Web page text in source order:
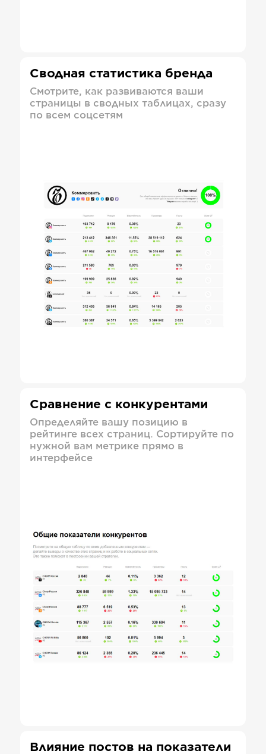
Сводная статистика бренда
Смотрите, как развиваются ваши
страницы в сводных таблицах, сразу
по всем соцсетям
Сравнение с конкурентами
Определяйте вашу позицию в
рейтинге всех страниц. Сортируйте по
нужной вам метрике прямо в
интерфейсе
Влияние постов на показатели